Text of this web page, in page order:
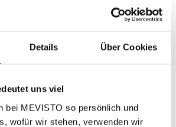
Details Über Cookies
uns viel
bei MEVISTO so persönlich und
wofür wir stehen, verwenden wir
AIGNER Ges.m.b.H